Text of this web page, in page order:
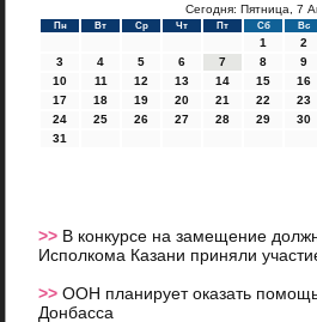
Сегодня: Пятница, 7
Пн Вт Ср Чт Пт Сб Вс
1
2
3
4 5 6 7 8
9
10
11 12 13 14 15
16
17
18 19 20 21 22
23
24
25 26 27 28 29
30
31
>> В конкурсе на замещение
Исполкома Казани приняли
>>ООН планирует оказать
Донбасса